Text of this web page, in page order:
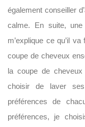
également conseiller
calme. En suite,
m’explique ce qu’il
coupe de cheveux
la coupe de
choisir de laver
préférences de
préférences, je